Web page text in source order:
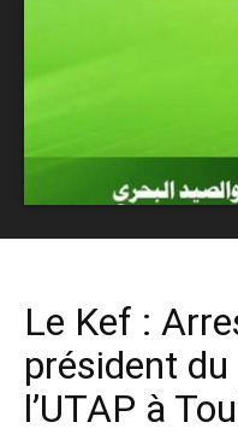
Le Kef :
président
l’UTAP à